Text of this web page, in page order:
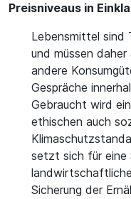
Preisniveaus in
Lebensmittel sind
und müssen
andere
Gespräche
Gebraucht wird
ethischen auch
setzt sich für eine
Sicherung der